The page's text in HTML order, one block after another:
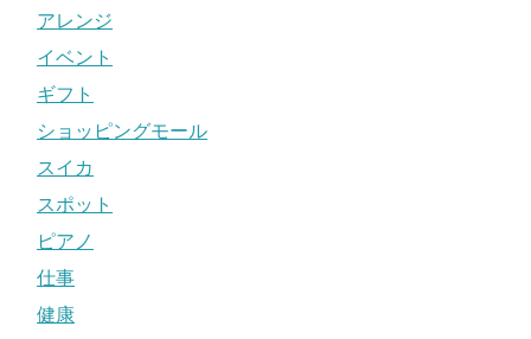
アレンジ
イベント
ギフト
ショッピングモール
スイカ
スポット
ピアノ
仕事
健康